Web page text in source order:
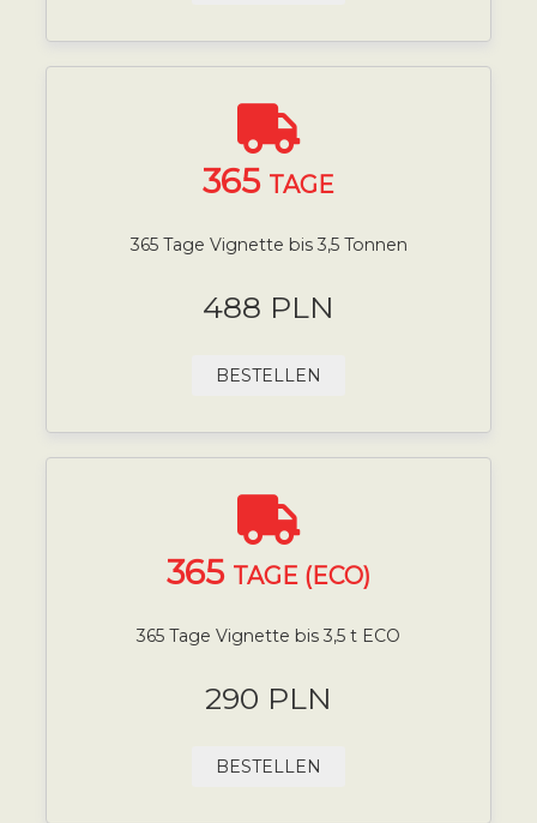
365 TAGE
365 Tage Vignette bis 3,5 Tonnen
488 PLN
BESTELLEN
365 TAGE (ECO)
365 Tage Vignette bis 3,5 t ECO
290 PLN
BESTELLEN